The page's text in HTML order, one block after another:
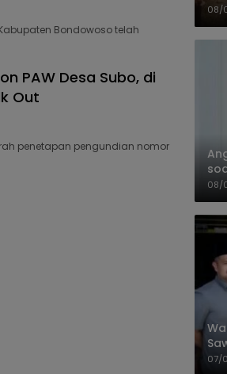
Kabupaten Bondowoso telah
PAW Desa Subo, di
Out
penetapan pengundian nomor
08/
08/
07/